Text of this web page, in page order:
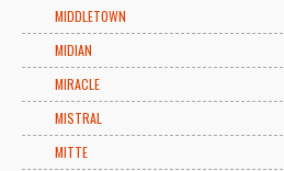
MIDDLETOWN
MIDIAN
MIRACLE
MISTRAL
MITTE